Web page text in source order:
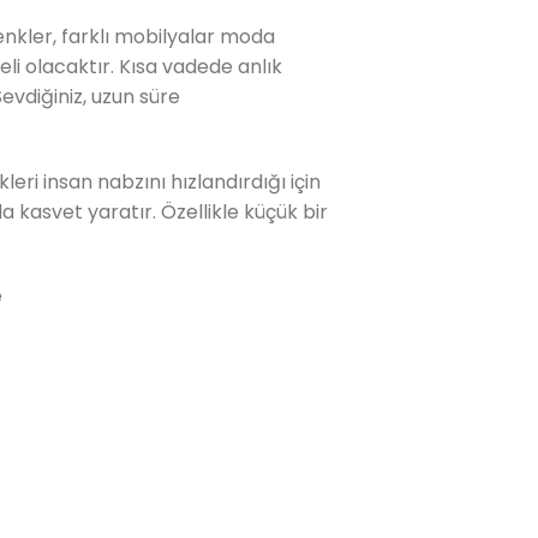
farklı mobilyalar moda
olacaktır. Kısa vadede anlık
uzun süre
insan nabzını hızlandırdığı için
kasvet yaratır. Özellikle küçük bir